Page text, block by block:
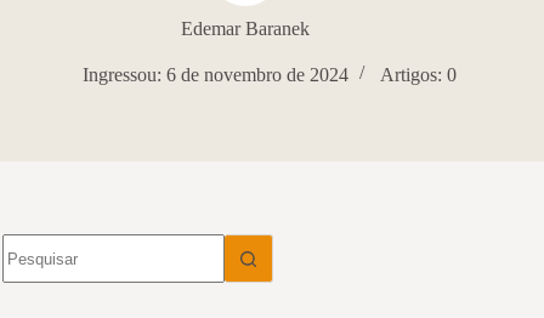
Edemar Baranek
Ingressou: 6 de novembro de 2024 Artigos: 0
resultados